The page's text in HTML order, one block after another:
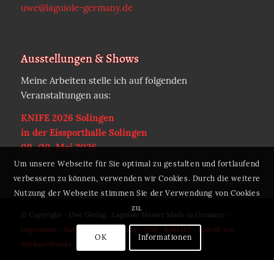
uwe@laguiole-germany.de
Ausstellungen & Shows
Meine Arbeiten stelle ich auf folgenden
Veranstaltungen aus:
KNIFE 2026 Solingen
in der Eissporthalle Solingen
09./10. Mai 2026
© Copyright - Uwe Göring . Laguiole Messer Made in Germany -
Impressum- Datenschutzerklärung- AGB- Kontakt
Erstellt von
Michael Hömke
Um unsere Webseite für Sie optimal zu gestalten und fortlaufend
verbessern zu können, verwenden wir Cookies. Durch die weitere
Nutzung der Webseite stimmen Sie der Verwendung von Cookies
zu.
OK Informationen